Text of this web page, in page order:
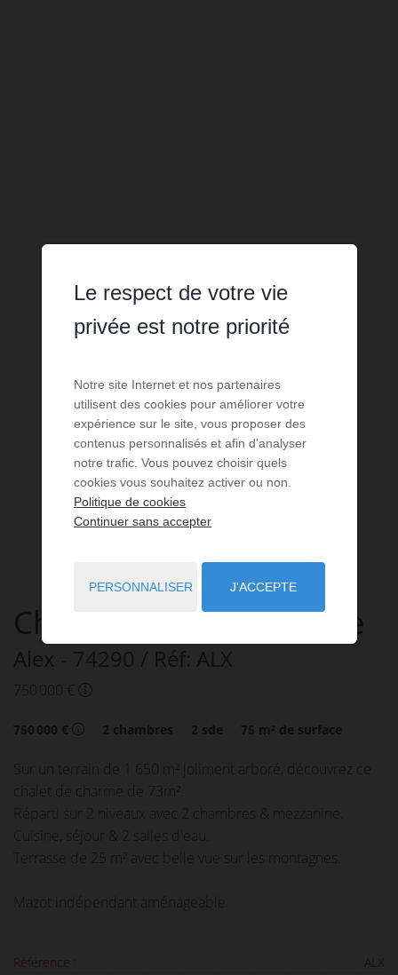
Chalet 4 piècesà vendre
Alex - 74290 / Réf: ALX
750 000 €
750 000 € 2 chambres 2 sde 75 m² de surface
Sur un terrain de 1 650 m² joliment arboré, découvrez ce
chalet de charme de 73m².
Réparti sur 2 niveaux avec 2 chambres & mezzanine.
Cuisine, séjour & 2 salles d'eau.
Terrasse de 25 m² avec belle vue sur les montagnes.
Mazot indépendant aménageable.
Référence :
Le respect de votre vie
privée est notre priorité
Notre site Internet et nos partenaires
utilisent des cookies pour améliorer votre
expérience sur le site, vous proposer des
contenus personnalisés et afin d’analyser
notre trafic. Vous pouvez choisir quels
cookies vous souhaitez activer ou non.
Politique de cookies
Continuer sans accepter
PERSONNALISER J'ACCEPTE